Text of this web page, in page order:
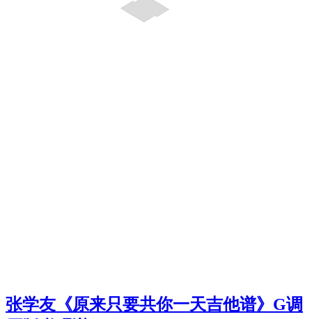
张学友《原来只要共你一天吉他谱》G调